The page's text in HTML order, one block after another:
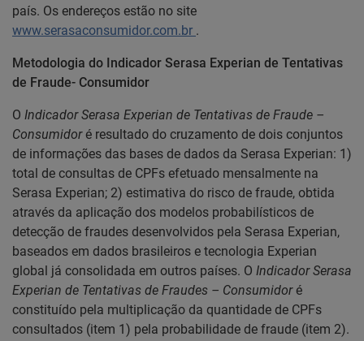
país. Os endereços estão no site
www.serasaconsumidor.com.br .
Metodologia do Indicador Serasa Experian de Tentativas
de Fraude- Consumidor
O Indicador Serasa Experian de Tentativas de Fraude –
Consumidoré resultado do cruzamento de dois conjuntos
de informações das bases de dados da Serasa Experian: 1)
total de consultas de CPFs efetuado mensalmente na
Serasa Experian; 2) estimativa do risco de fraude, obtida
através da aplicação dos modelos probabilísticos de
detecção de fraudes desenvolvidos pela Serasa Experian,
baseados em dados brasileiros e tecnologia Experian
global já consolidada em outros países. O Indicador Serasa
Experian de Tentativas de Fraudes – Consumidoré
constituído pela multiplicação da quantidade de CPFs
consultados (item 1) pela probabilidade de fraude (item 2).